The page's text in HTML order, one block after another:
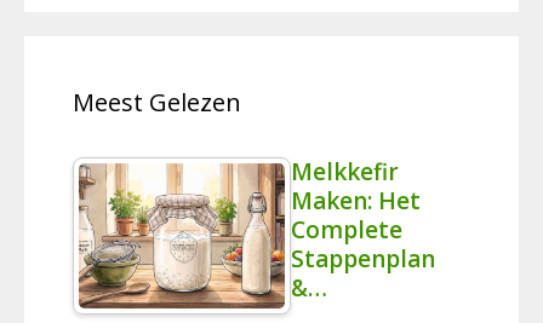
Meest Gelezen
Melkkefir
Maken: Het
Complete
Stappenplan
&…